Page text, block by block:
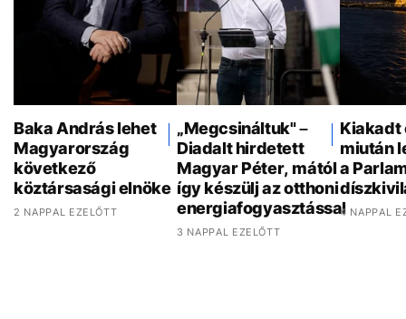
Baka András lehet
Magyarország
következő
köztársasági elnöke
2 NAPPAL EZELŐTT
„Megcsináltuk" –
Diadalt hirdetett
Magyar Péter, mától
így készülj az otthoni
energiafogyasztással
3 NAPPAL EZELŐTT
Kiakadt
miután
a
4 NAPPAL